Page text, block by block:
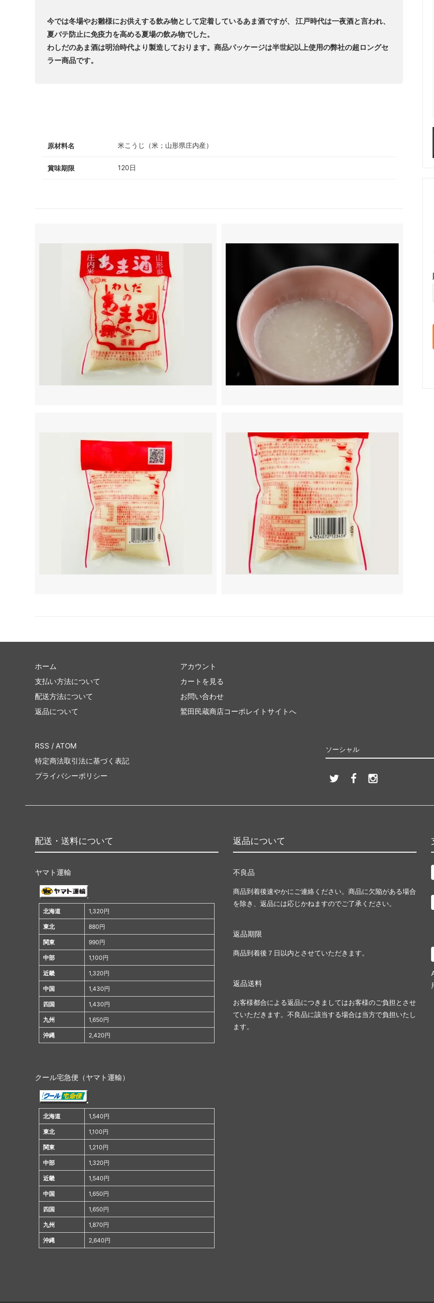
今では冬場やお雛様にお供えする飲み物として定着しているあま酒ですが、 江戸時代は一夜酒と言われ、
夏バテ防止に免疫力を高める夏場の飲み物でした。
わしだのあま酒は明治時代より製造しております。商品パッケージは半世紀以上使用の弊社の超ロングセ
ラー商品です。
原材料名 米こうじ（米；山形県庄内産）
賞味期限 120日
ホーム
支払い方法について
配送方法について
返品について
アカウント
カートを見る
お問い合わせ
鷲田民蔵商店コーポレイトサイトへ
ソーシャル
RSS / ATOM
特定商法取引法に基づく表記
プライバシーポリシー
配送・送料について
ヤマト運輸
北海道 1,320円
東北 880円
関東 990円
中部 1,100円
近畿 1,320円
中国 1,430円
四国 1,430円
九州 1,650円
沖縄 2,420円
クール宅急便（ヤマト運輸）
北海道 1,540円
東北 1,100円
関東 1,210円
中部 1,320円
近畿 1,540円
中国 1,650円
四国 1,650円
九州 1,870円
沖縄 2,640円
返品について
不良品
商品到着後速やかにご連絡ください。商品に欠陥がある場合
を除き、返品には応じかねますのでご了承ください。
返品期限
商品到着後７日以内とさせていただきます。
返品送料
お客様都合による返品につきましてはお客様のご負担とさせ
ていただきます。不良品に該当する場合は当方で負担いたし
ます。